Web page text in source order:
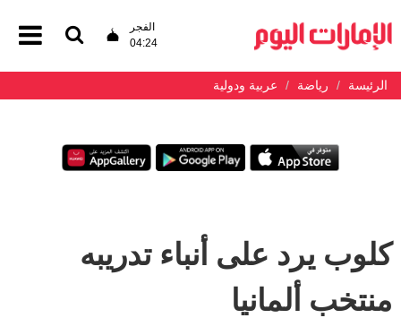
الفجر
04:24
الرئيسة رياضة عربية ودولية
كلوب يرد على أنباء تدريبه
منتخب ألمانيا